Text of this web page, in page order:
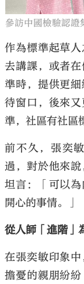
參訪中國檢驗認證
作為標準起草
去講課，或者
準時，提供更
待窗口，後來
準，社區有社區
前不久，張奕
過，對於他來
坦言：「可以
開心的事情。」
從人師「進階」
在張奕敏印象
擔憂的親朋紛